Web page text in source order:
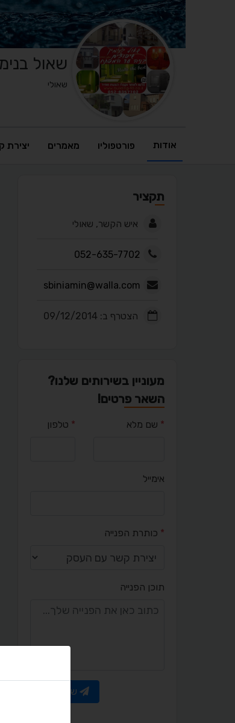
שאול
שאולי
אודות פורטפוליו מאמרים יצירת
תקציר
איש הקשר, שאולי
052-635-7702
sbiniamin@walla.com
הצטרף ב: 09/12/2014
מעוניין בשירותים שלנו?
השאר פרטים!
* שם מלא * טלפון
אימייל
* כותרת הפנייה
תוכן הפנייה
שלח פנייה